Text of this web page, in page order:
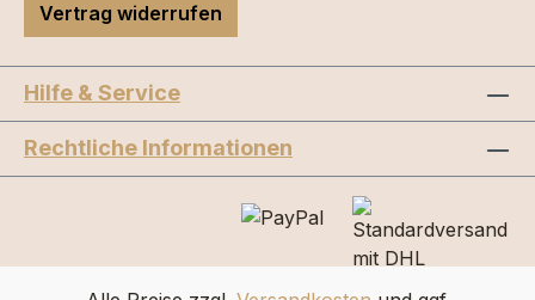
Vertrag widerrufen
Hilfe & Service
Rechtliche Informationen